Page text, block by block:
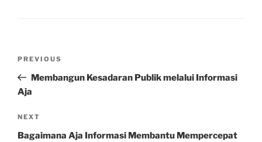
Previous
Post
PREVIOUS
Membangun Kesadaran Publik melalui Informasi
Aja
Next
Post
NEXT
Bagaimana Aja Informasi Membantu Mempercepat